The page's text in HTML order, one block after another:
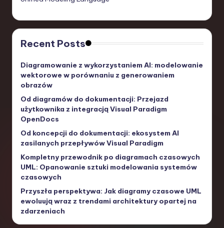
Recent Posts
Diagramowanie z wykorzystaniem AI: modelowanie
wektorowe w porównaniu z generowaniem
obrazów
Od diagramów do dokumentacji: Przejazd
użytkownika z integracją Visual Paradigm
OpenDocs
Od koncepcji do dokumentacji: ekosystem AI
zasilanych przepływów Visual Paradigm
Kompletny przewodnik po diagramach czasowych
UML: Opanowanie sztuki modelowania systemów
czasowych
Przyszła perspektywa: Jak diagramy czasowe UML
ewoluują wraz z trendami architektury opartej na
zdarzeniach